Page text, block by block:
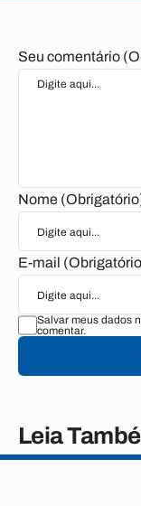
Seu comentário
Nome
E-mail
Salvar meus dados
comentar.
Leia